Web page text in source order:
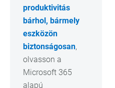
produktivitás
bárhol, bármely
eszközön
biztonságosan,
olvasson a
Microsoft 365
alapú